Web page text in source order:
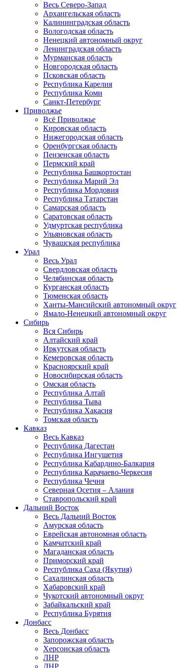
Весь Северо-Запад
Архангельская область
Калининградская область
Вологодская область
Ненецкий автономный округ
Ленинградская область
Мурманская область
Новгородская область
Псковская область
Республика Карелия
Республика Коми
Санкт-Петербург
Приволжье
Всё Приволжье
Кировская область
Нижегородская область
Оренбургская область
Пензенская область
Пермский край
Республика Башкортостан
Республика Марий Эл
Республика Мордовия
Республика Татарстан
Самарская область
Саратовская область
Удмуртская республика
Ульяновская область
Чувашская республика
Урал
Весь Урал
Свердловская область
Челябинская область
Курганская область
Тюменская область
Ханты-Мансийский автономный округ
Ямало-Ненецкий автономный округ
Сибирь
Вся Сибирь
Алтайский край
Иркутская область
Кемеровская область
Красноярский край
Новосибирская область
Омская область
Республика Алтай
Республика Тыва
Республика Хакасия
Томская область
Кавказ
Весь Кавказ
Республика Дагестан
Республика Ингушетия
Республика Кабардино-Балкария
Республика Карачаево-Черкесия
Республика Чечня
Северная Осетия – Алания
Ставропольский край
Дальний Восток
Весь Дальний Восток
Амурская область
Еврейская автономная область
Камчатский край
Магаданская область
Приморский край
Республика Саха (Якутия)
Сахалинская область
Хабаровский край
Чукотский автономный округ
Забайкальский край
Республика Бурятия
Донбасс
Весь Донбасс
Запорожская область
Херсонская область
ЛНР
ДНР